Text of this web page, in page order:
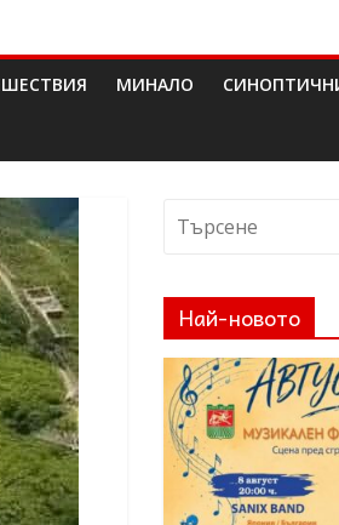
МИНАЛО
Най-новото